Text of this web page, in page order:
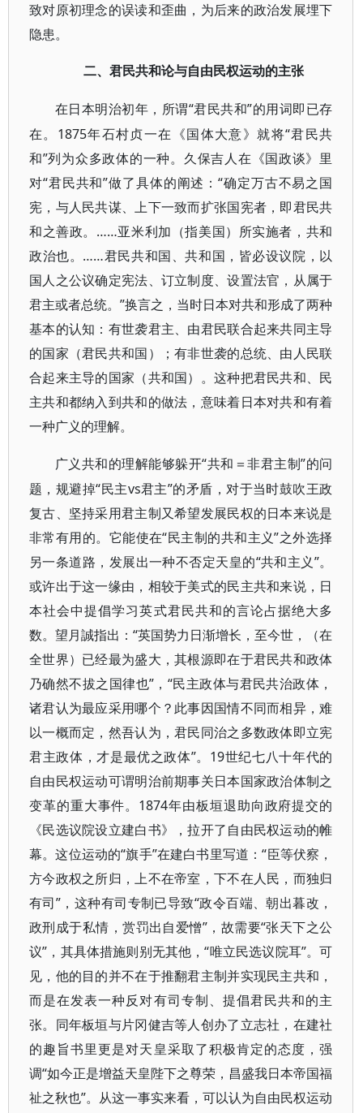
致对原初理念的误读和歪曲，为后来的政治发展埋下
隐患。
二、君民共和论与自由民权运动的主张
在日本明治初年，所谓“君民共和”的用词即已存
在。1875年石村贞一在《国体大意》就将“君民共
和”列为众多政体的一种。久保吉人在《国政谈》里
对“君民共和”做了具体的阐述：“确定万古不易之国
宪，与人民共谋、上下一致而扩张国宪者，即君民共
和之善政。……亚米利加（指美国）所实施者，共和
政治也。……君民共和国、共和国，皆必设议院，以
国人之公议确定宪法、订立制度、设置法官，从属于
君主或者总统。”换言之，当时日本对共和形成了两种
基本的认知：有世袭君主、由君民联合起来共同主导
的国家（君民共和国）；有非世袭的总统、由人民联
合起来主导的国家（共和国）。这种把君民共和、民
主共和都纳入到共和的做法，意味着日本对共和有着
一种广义的理解。
广义共和的理解能够躲开“共和＝非君主制”的问
题，规避掉“民主vs君主”的矛盾，对于当时鼓吹王政
复古、坚持采用君主制又希望发展民权的日本来说是
非常有用的。它能使在“民主制的共和主义”之外选择
另一条道路，发展出一种不否定天皇的“共和主义”。
或许出于这一缘由，相较于美式的民主共和来说，日
本社会中提倡学习英式君民共和的言论占据绝大多
数。望月誠指出：“英国势力日渐增长，至今世，（在
全世界）已经最为盛大，其根源即在于君民共和政体
乃确然不拔之国律也”，“民主政体与君民共治政体，
诸君认为最应采用哪个？此事因国情不同而相异，难
以一概而定，然吾认为，君民同治之多数政体即立宪
君主政体，才是最优之政体”。19世纪七八十年代的
自由民权运动可谓明治前期事关日本国家政治体制之
变革的重大事件。1874年由板垣退助向政府提交的
《民选议院设立建白书》，拉开了自由民权运动的帷
幕。这位运动的“旗手”在建白书里写道：“臣等伏察，
方今政权之所归，上不在帝室，下不在人民，而独归
有司”，这种有司专制已导致“政令百端、朝出暮改，
政刑成于私情，赏罚出自爱憎”，故需要“张天下之公
议”，其具体措施则别无其他，“唯立民选议院耳”。可
见，他的目的并不在于推翻君主制并实现民主共和，
而是在发表一种反对有司专制、提倡君民共和的主
张。同年板垣与片冈健吉等人创办了立志社，在建社
的趣旨书里更是对天皇采取了积极肯定的态度，强
调“如今正是增益天皇陛下之尊荣，昌盛我日本帝国福
祉之秋也”。从这一事实来看，可以认为自由民权运动